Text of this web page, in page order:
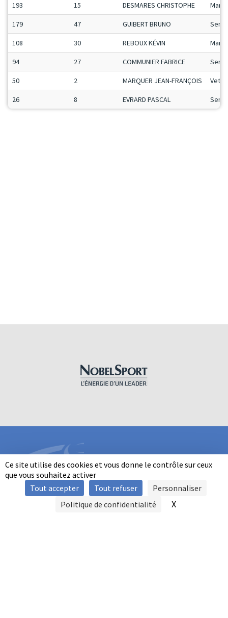
Ce site utilise des cookies et vous donne le contrôle sur ceux
que vous souhaitez activer
Tout accepter
Tout refuser
Personnaliser
Politique de confidentialité
X
193 15 DESMARES CHRISTOPHE Man2
179 47 GUIBERT BRUNO SenA
108 30 REBOUX KÉVIN Man1
94 27 COMMUNIER FABRICE SenA
50 2 MARQUER JEAN-FRANÇOIS Vet
26 8 EVRARD PASCAL SenA
INFORMATIONS
SIGNALER UNE VIOLENCE